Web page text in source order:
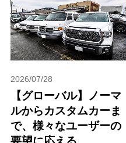
2026/07/28
【グローバル】ノーマ
ルからカスタムカーま
で、様々なユーザーの